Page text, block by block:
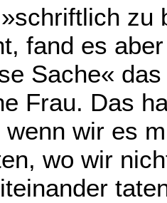
zu
fand es
Sache«
Frau. Das
wir es
wo wir